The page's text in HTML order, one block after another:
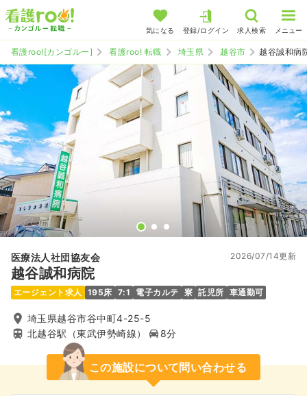
気になる 登録/ログイン 求人検索 メニュー
看護roo![カンゴルー] 看護roo! 転職 埼玉県 越谷市 越谷誠和病
医療法人社団協友会
越谷誠和病院
2026/07/14更新
エージェント求人 195床 7:1 電子カルテ 寮 託児所 車通勤可
埼玉県越谷市谷中町4-25-5
北越谷駅（東武伊勢崎線）
8分
この施設について問い合わせる